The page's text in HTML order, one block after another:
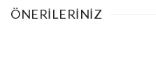
ÖNERILERINIZ